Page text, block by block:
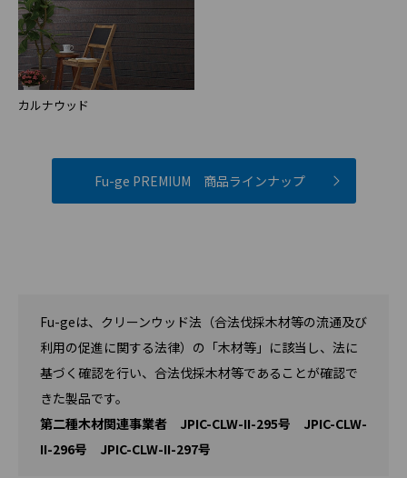
カルナウッド
Fu-ge PREMIUM 商品ラインナップ
Fu-geは、クリーンウッド法（合法伐採木材等の流通及び
利用の促進に関する法律）の「木材等」に該当し、法に
基づく確認を行い、合法伐採木材等であることが確認で
きた製品です。
第二種木材関連事業者 JPIC-CLW-II-295号 JPIC-CLW-
II-296号 JPIC-CLW-II-297号